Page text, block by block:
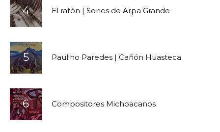
El ratón | Sones de Arpa Grande
Paulino Paredes | Cañón Huasteca
Compositores Michoacanos